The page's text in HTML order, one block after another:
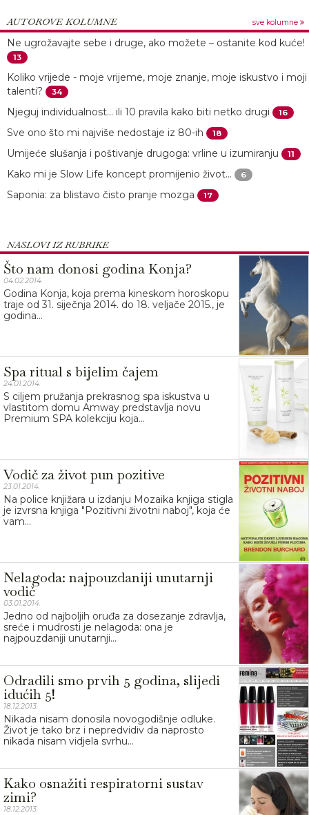
AUTOROVE KOLUMNE sve kolumne
Ne ugrožavajte sebe i druge, ako možete – ostanite kod kuće!
13
Koliko vrijede - moje vrijeme, moje znanje, moje iskustvo i moji
talenti?
34
Njeguj individualnost... ili 10 pravila kako biti netko drugi 16
Sve ono što mi najviše nedostaje iz 80-ih 18
Umijeće slušanja i poštivanje drugoga: vrline u izumiranju 11
Kako mi je Slow Life koncept promijenio život... 6
Saponia: za blistavo čisto pranje mozga 17
NASLOVI IZ RUBRIKE
Što nam donosi godina Konja?
04.02.2014.
Godina Konja, koja prema kineskom horoskopu
traje od 31. siječnja 2014. do 18. veljače 2015., je
godina...
Spa ritual s bijelim čajem
24.01.2014.
S ciljem pružanja prekrasnog spa iskustva u
vlastitom domu Amway predstavlja novu
Premium SPA kolekciju koja...
Vodič za život pun pozitive
23.01.2014.
Na police knjižara u izdanju Mozaika knjiga stigla
je izvrsna knjiga "Pozitivni životni naboj", koja će
vam...
Nelagoda: najpouzdaniji unutarnji
vodič
03.01.2014.
Jedno od najboljih oruđa za dosezanje zdravlja,
sreće i mudrosti je nelagoda: ona je
najpouzdaniji unutarnji...
Odradili smo prvih 5 godina, slijedi
idućih 5!
18.12.2013.
Nikada nisam donosila novogodišnje odluke.
Život je tako brz i nepredvidiv da naprosto
nikada nisam vidjela svrhu...
Kako osnažiti respiratorni sustav
zimi?
18.12.2013.